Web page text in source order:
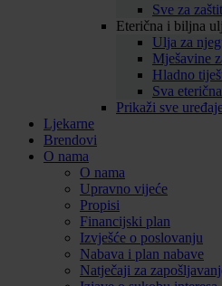
Sve za
Eterična i biljna
Ulja za
Mješavine
Hladno
Sva
Prikaži sve
Ljekarne
Brendovi
O nama
O nama
Upravno vijeće
Propisi
Financijski plan
Izvješće o poslovanju
Nabava i plan nabave
Natječaji za